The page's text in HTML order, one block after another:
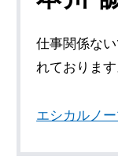
仕事関係ない
れております
エシカルノ